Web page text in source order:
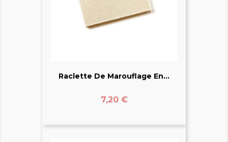
Raclette De Marouflage En...
Prix
7,20 €